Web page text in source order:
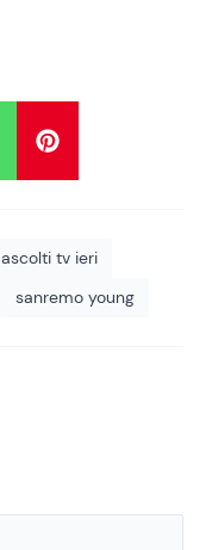
ascolti tv ieri
sanremo young